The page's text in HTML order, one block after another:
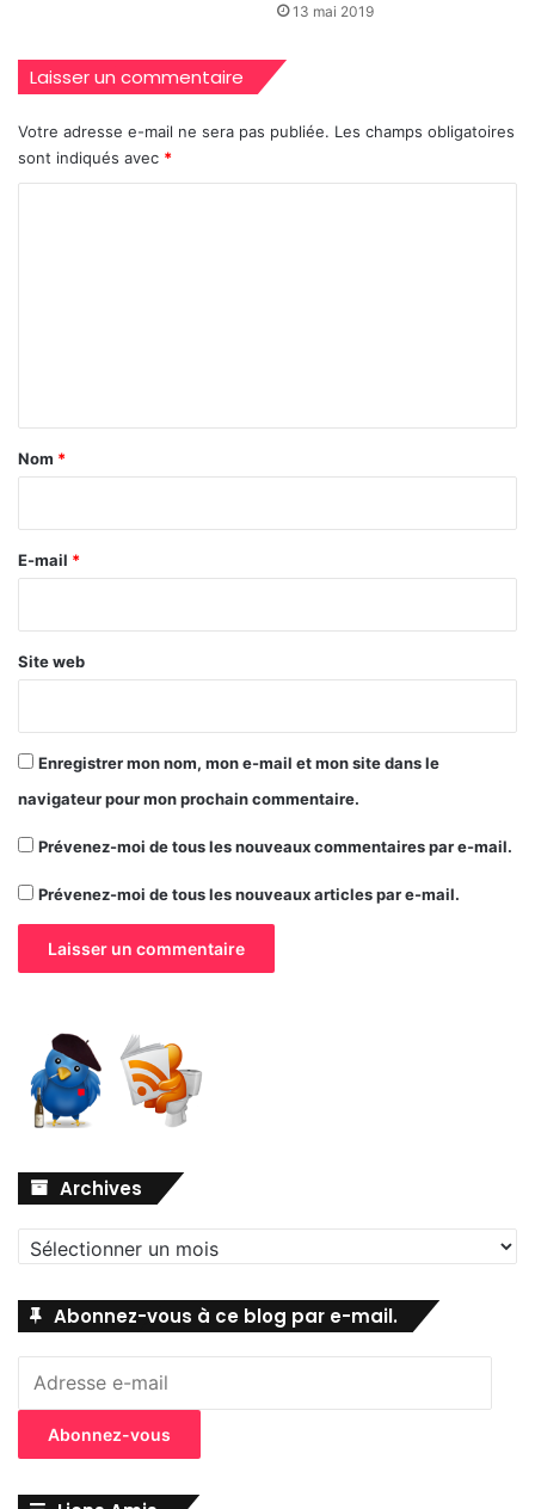
13 mai 2019
Laisser un commentaire
Votre adresse e-mail ne sera pas publiée. Les champs obligatoires
sont indiqués avec *
a
e
Nom *
E-mail *
Site web
Enregistrer mon nom, mon e-mail et mon site dans le
navigateur pour mon prochain commentaire.
Prévenez-moi de tous les nouveaux commentaires par e-mail.
Prévenez-moi de tous les nouveaux articles par e-mail.
Archives Archives
Abonnez-vous à ce blog par e-mail.
Abonnez-vous